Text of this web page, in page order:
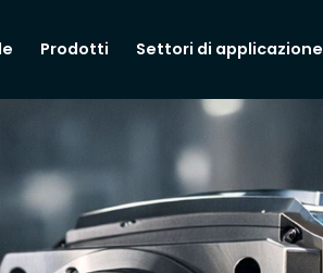
Prodotti Settori di applicazione